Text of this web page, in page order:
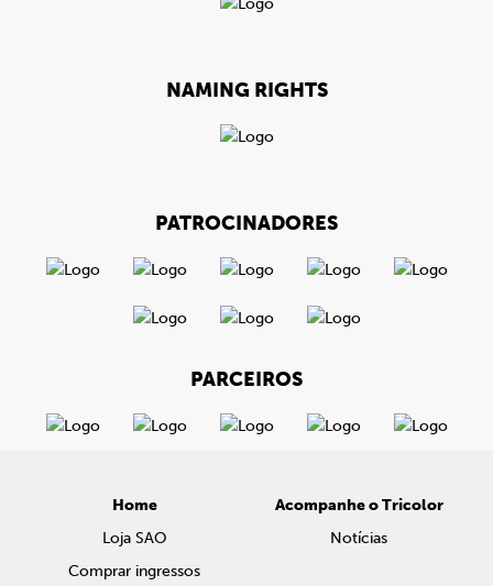
NAMING RIGHTS
PATROCINADORES
PARCEIROS
Home
Loja SAO
Comprar ingressos
Acompanhe o Tricolor
Notícias